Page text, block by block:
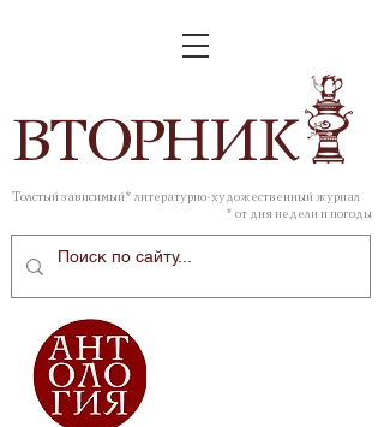
ВТОРНИК
Толстый зависимый* литературно-художественный журнал
* от дня недели и погоды